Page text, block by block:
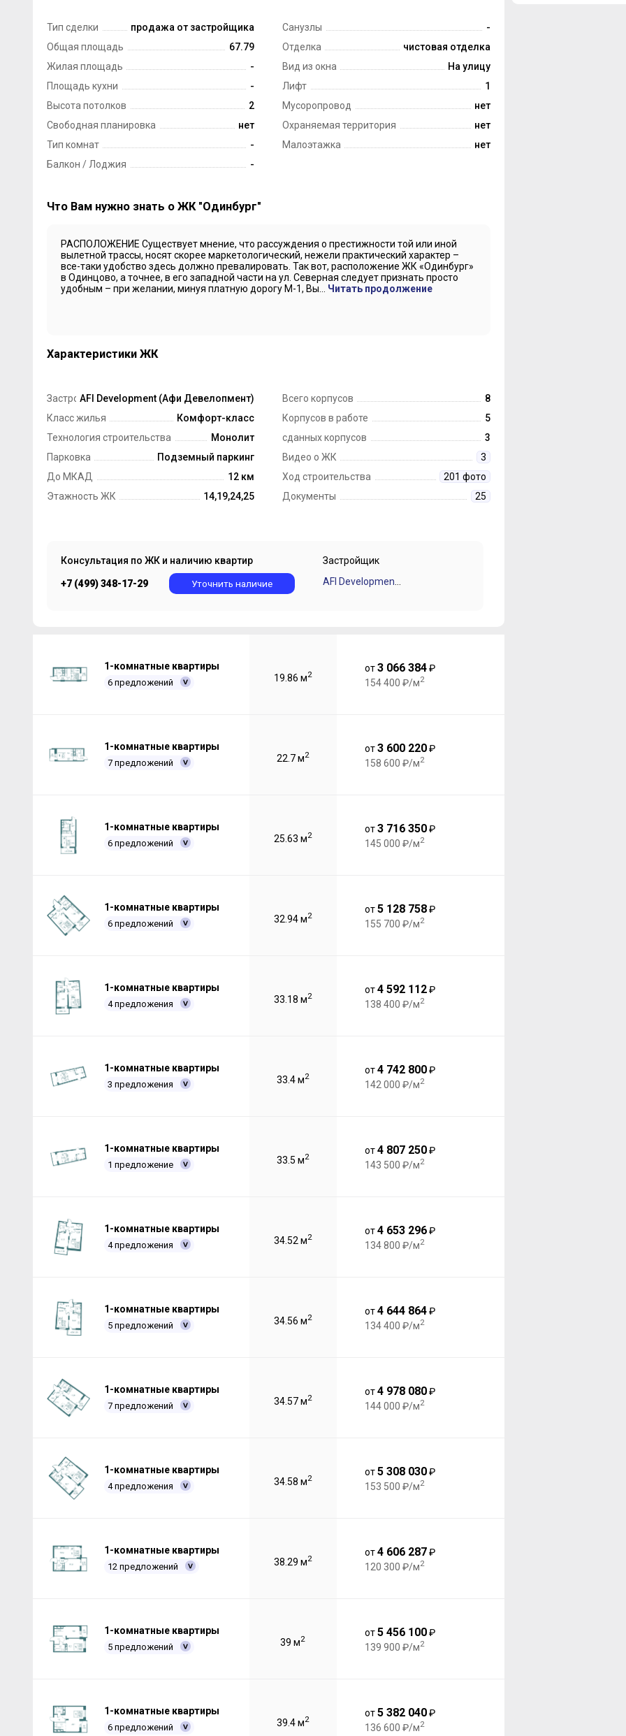
Тип сделки
продажа от застройщика
Общая площадь
67.79
Жилая площадь
-
Площадь кухни
-
Высота потолков
2
Свободная планировка
нет
Тип комнат
-
Балкон / Лоджия
-
Санузлы
-
Отделка
чистовая отделка
Вид из окна
На улицу
Лифт
1
Мусоропровод
нет
Охраняемая территория
нет
Малоэтажка
нет
Что Вам нужно знать о ЖК "Одинбург"
РАСПОЛОЖЕНИЕ Существует мнение, что рассуждения о престижности той или иной
вылетной трассы, носят скорее маркетологический, нежели практический характер –
все-таки удобство здесь должно превалировать. Так вот, расположение ЖК «Одинбург»
в Одинцово, а точнее, в его западной части на ул. Северная следует признать просто
удобным – при желании, минуя платную дорогу М-1, Вы... Читать продолжение
Характеристики ЖК
ЗастройщикAFI Development (Афи Девелопмент)
Класс жилья
Комфорт-класс
Технология строительства
Монолит
Парковка
Подземный паркинг
До МКАД
12 км
Этажность ЖК
14,19,24,25
Всего корпусов
8
Корпусов в работе
5
сданных корпусов
3
Видео о ЖК
3
Ход строительства
201 фото
Документы
25
Консультация по ЖК и наличию квартир
+7 (499) 348-17-29 Уточнить наличие
Застройщик
1-комнатные квартиры
6 предложений 19.86 м2
от3 066 384₽
154 400 ₽/м2
1-комнатные квартиры
7 предложений 22.7 м2
от3 600 220₽
158 600 ₽/м2
1-комнатные квартиры
6 предложений 25.63 м2
от3 716 350₽
145 000 ₽/м2
1-комнатные квартиры
6 предложений 32.94 м2
от5 128 758₽
155 700 ₽/м2
1-комнатные квартиры
4 предложения 33.18 м2
от4 592 112₽
138 400 ₽/м2
1-комнатные квартиры
3 предложения 33.4 м2
от4 742 800₽
142 000 ₽/м2
1-комнатные квартиры
1 предложение 33.5 м2
от4 807 250₽
143 500 ₽/м2
1-комнатные квартиры
4 предложения 34.52 м2
от4 653 296₽
134 800 ₽/м2
1-комнатные квартиры
5 предложений 34.56 м2
от4 644 864₽
134 400 ₽/м2
1-комнатные квартиры
7 предложений 34.57 м2
от4 978 080₽
144 000 ₽/м2
1-комнатные квартиры
4 предложения 34.58 м2
от5 308 030₽
153 500 ₽/м2
1-комнатные квартиры
12 предложений 38.29 м2
от4 606 287₽
120 300 ₽/м2
1-комнатные квартиры
5 предложений 39 м2
от5 456 100₽
139 900 ₽/м2
1-комнатные квартиры
6 предложений 39.4 м2
от5 382 040₽
136 600 ₽/м2